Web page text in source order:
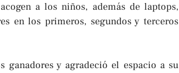
a los niños, además de laptops,
en los primeros, segundos y terceros
ganadores y agradeció el espacio a su